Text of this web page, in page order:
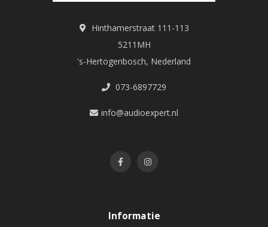
Hinthamerstraat 111-113
5211MH
's-Hertogenbosch, Nederland
073-6897729
info@audioexpert.nl
Informatie